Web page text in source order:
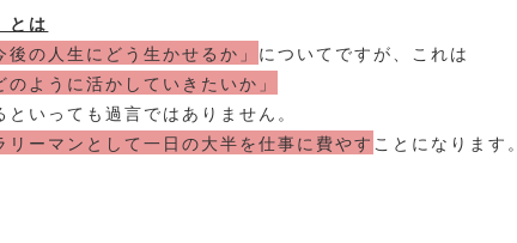
とは
後の人生にどう生かせるか」 についてですが、これは
のように活かしていきたいか」
いっても過言ではありません。
リーマンとして一日の大半を仕事に費やす ことになります。